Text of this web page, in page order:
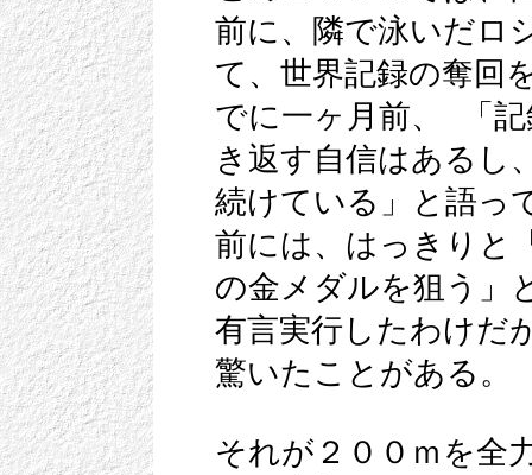
前に、隣で泳いだロ
て、世界記録の奪回
でに一ヶ月前、 「
き返す自信はあるし
続けている」と語っ
前には、はっきりと
の金メダルを狙う」
有言実行したわけだ
驚いたことがある。
それが２００ｍを全